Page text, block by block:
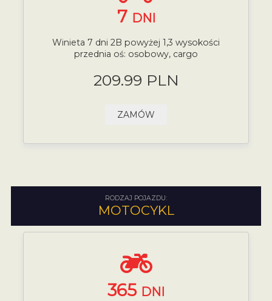
7 DNI
Winieta 7 dni 2B powyżej 1,3 wysokości
przednia oś: osobowy, cargo
209.99 PLN
ZAMÓW
RODZAJ POJAZDU:
MOTOCYKL
365 DNI